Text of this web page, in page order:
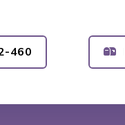
460